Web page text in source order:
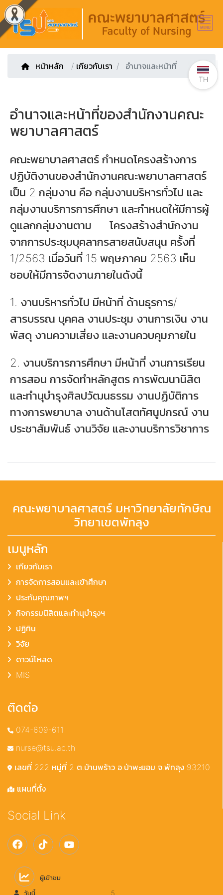
หน้าหลัก / เกียวกับเรา อำนาจและหน้าที่
อำนาจและหน้าที่ของสำนักงานคณะ
พยาบาลศาสตร์
คณะพยาบาลศาสตร์ กำหนดโครงสร้างการ
ปฏิบัติงานของสำนักงานคณะพยาบาลศาสตร์
เป็น 2 กลุ่มงาน คือ กลุ่มงานบริหารทั่วไป และ
กลุ่มงานบริการการศึกษา และกำหนดให้มีการผู้
ดูแลกกลุ่มงานตาม โครงสร้างสำนักงาน
จากการประชุมบุคลากรสายสนับสนุน ครั้งที่
1/2563 เมื่อวันที่ 15 พฤษภาคม 2563 เห็น
ชอบให้มีการจัดงานภายในดังนี้
1. งานบริหารทั่วไป มีหน้าที่ ด้านธุรการ/
สารบรรณ บุคคล งานประชุม งานการเงิน งาน
พัสดุ งานความเสี่ยง และงานควบคุมภายใน
2. งานบริการการศึกษา มีหน้าที่ งานการเรียน
การสอน การจัดทำหลักสูตร การพัฒนานิสิต
และทำนุบำรุงศิลปวัฒนธรรม งานปฏิบัติการ
ทางการพยาบาล งานด้านโสตทัศนูปกรณ์ งาน
ประชาสัมพันธ์ งานวิจัย และงานบริการวิชาการ
คณะพยาบาลศาสตร์ มหาวิทยาลัยทักษิณ
วิทยาเขตพัทลุง
เมนูหลัก
เกียวกับเรา
การจัดการสอนและเข้าศึกษา
ประกันคุณภาพฯ
กิจกรรมนิสิตและทำนุบำรุงฯ
ปฏิทิน
วิจัย
ดาวน์โหลด
MIS
ติดต่อ
074-609-611
nurse@tsu.ac.th
เลขที่ 222 หมู่ที่ 2 ต.บ้านพร้าว อ.ป่าพะยอม จ.พัทลุง 93210
แผนที่ตั้ง
Social Link
ผู้เข้าชม
วันนี้
5
TH